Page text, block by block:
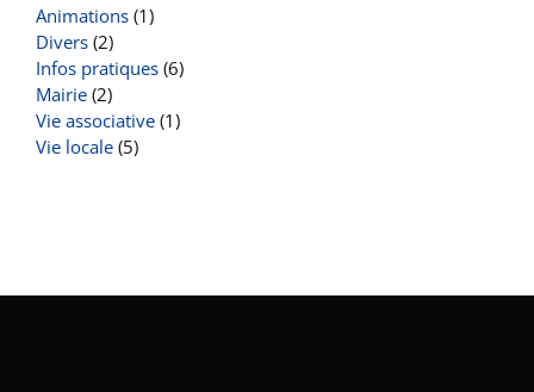
Animations (1)
Divers (2)
Infos pratiques (6)
Mairie (2)
Vie associative (1)
Vie locale (5)